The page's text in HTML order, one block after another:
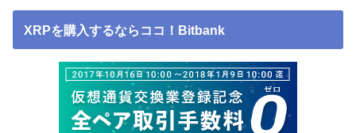
XRPを購入するならココ！Bitbank